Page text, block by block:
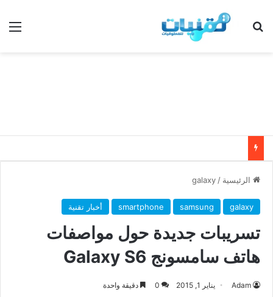
بحث عن
الرئيسية /
galaxy
galaxy
samsung
smartphone أخبار تقنية
تسريبات جديدة حول مواصفات
هاتف سامسونج Galaxy S6
Adam يناير 1, 2015 0 دقيقة واحدة